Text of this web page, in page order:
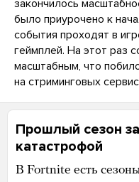
закончилось
было приурочено к
события проходят в
геймплей. На этот раз
масштабным, что
на стриминговых
Прошлый сезон
катастрофой
В Fortnite есть